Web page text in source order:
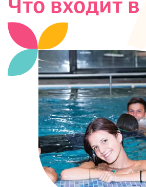
Что входит в